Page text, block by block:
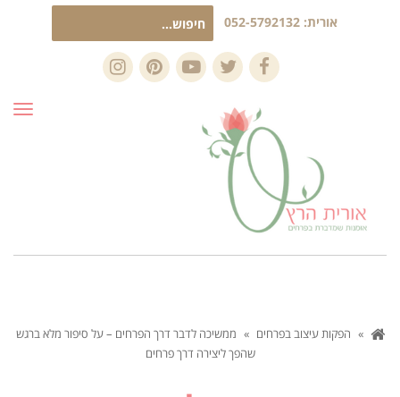
אורית: 052-5792132
עבור:
Facebook
Twitter
YouTube
Pinterest
Instagram
» הפקות עיצוב בפרחים » ממשיכה לדבר דרך הפרחים – על סיפור מלא ברגש
שהפך ליצירה דרך פרחים